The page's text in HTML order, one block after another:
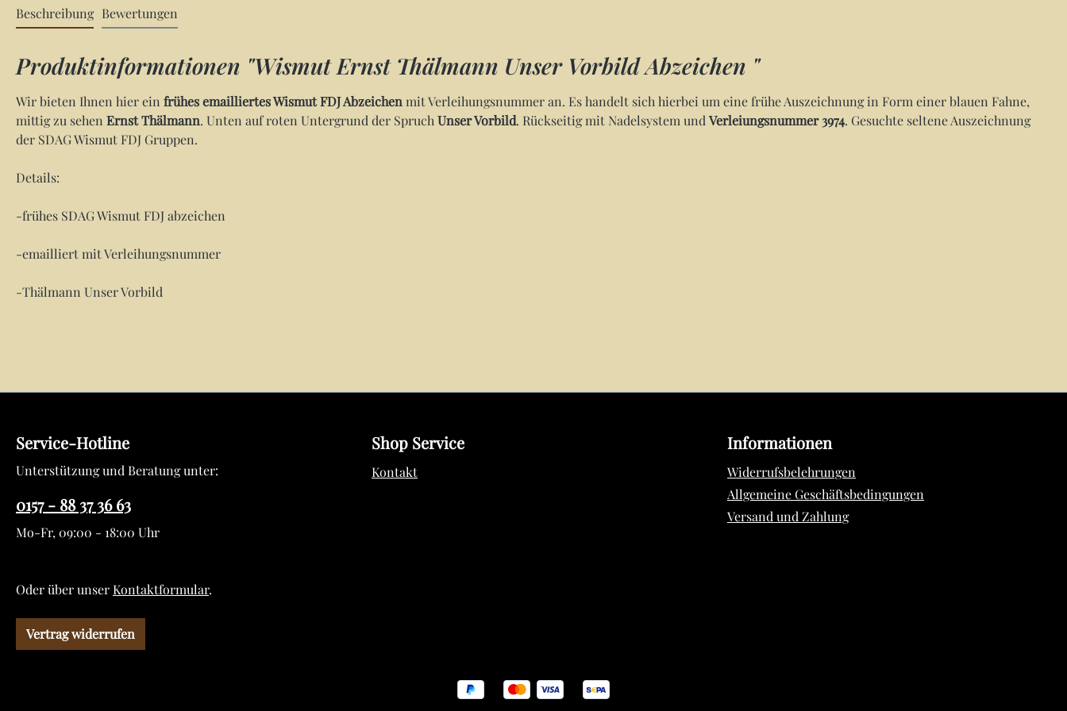
Beschreibung Bewertungen
Produktinformationen "Wismut Ernst Thälmann Unser Vorbild Abzeichen "
Wir bieten Ihnen hier ein frühes emailliertes Wismut FDJ Abzeichen mit Verleihungsnummer an. Es handelt sich hierbei um eine frühe Auszeichnung in Form einer blauen Fahne,
mittig zu sehen Ernst Thälmann. Unten auf roten Untergrund der Spruch Unser Vorbild. Rückseitig mit Nadelsystem und Verleiungsnummer 3974. Gesuchte seltene Auszeichnung
der SDAG Wismut FDJ Gruppen.
Details:
-frühes SDAG Wismut FDJ abzeichen
-emailliert mit Verleihungsnummer
-Thälmann Unser Vorbild
Service-Hotline
Unterstützung und Beratung unter:
0157 - 88 37 36 63
Mo-Fr, 09:00 - 18:00 Uhr
Oder über unserKontaktformular.
Vertrag widerrufen
Shop Service
Kontakt
Informationen
Widerrufsbelehrungen
Allgemeine Geschäftsbedingungen
Versand und Zahlung